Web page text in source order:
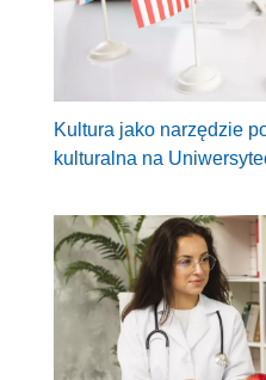
Kultura jako narzędzie
kulturalna na